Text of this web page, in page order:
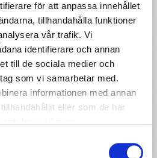
för att anpassa innehållet
tillhandahålla funktioner
vår trafik. Vi
identifierare och annan
till de sociala medier och
som vi samarbetar med.
informationen med annan
eller som de har
Pris
327 :-
Siku - Aebi Terratrac Tt211
Gräsklipp